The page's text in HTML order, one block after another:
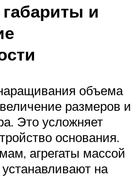
и
объема
размеров и
Это усложняет
основания.
агрегаты массой
на